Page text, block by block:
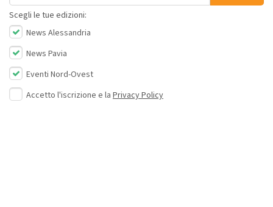
Scegli le tue edizioni:
News Alessandria
News Pavia
Eventi Nord-Ovest
Accetto l'iscrizione e la Privacy Policy